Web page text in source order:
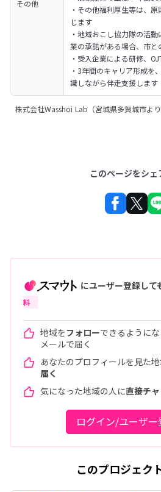
その他
・その他福利厚生等は、
じます
・地域おこし協力隊の活
業の承諾がある場合、市
・受入企業による研修、
・3年間のキャリア形成を
識しながら伴走支援します
株式会社Wasshoi Lab（宮城県多賀城市よ
このページをシェ
にユーザー登録して
料
地域をフォローできるようにな
メールで届く
あなたのプロフィールを見た
届く
気になった地域の人に直接チ
ログイン/ユーザー
このプロジェク